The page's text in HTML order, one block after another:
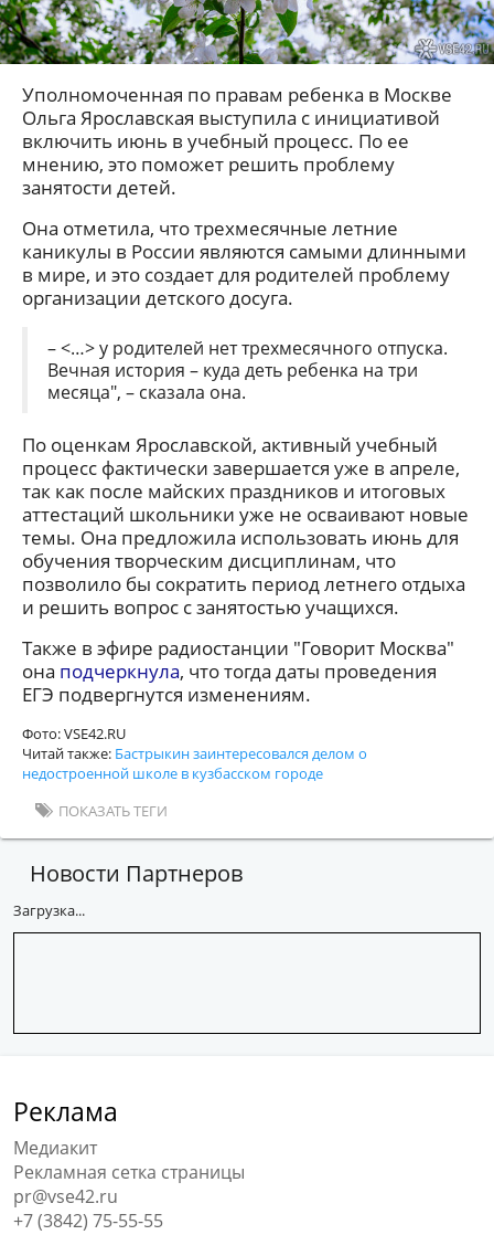
Уполномоченная по правам ребенка в Москве
Ольга Ярославская выступила с инициативой
включить июнь в учебный процесс. По ее
мнению, это поможет решить проблему
занятости детей.
Она отметила, что трехмесячные летние
каникулы в России являются самыми длинными
в мире, и это создает для родителей проблему
организации детского досуга.
– <…> у родителей нет трехмесячного отпуска.
Вечная история – куда деть ребенка на три
месяца", – сказала она.
По оценкам Ярославской, активный учебный
процесс фактически завершается уже в апреле,
так как после майских праздников и итоговых
аттестаций школьники уже не осваивают новые
темы. Она предложила использовать июнь для
обучения творческим дисциплинам, что
позволило бы сократить период летнего отдыха
и решить вопрос с занятостью учащихся.
Также в эфире радиостанции "Говорит Москва"
она подчеркнула, что тогда даты проведения
ЕГЭ подвергнутся изменениям.
Фото: VSE42.RU
Читай также: Бастрыкин заинтересовался делом о
недостроенной школе в кузбасском городе
ПОКАЗАТЬ ТЕГИ
Новости Партнеров
Загрузка...
Реклама
Медиакит
Рекламная сетка страницы
pr@vse42.ru
+7 (3842) 75-55-55